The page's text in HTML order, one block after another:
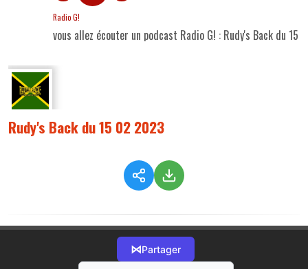
Radio G!
vous allez écouter un podcast Radio G! : Rudy's Back du 15
Rudy's Back du 15 02 2023
⋈Partager